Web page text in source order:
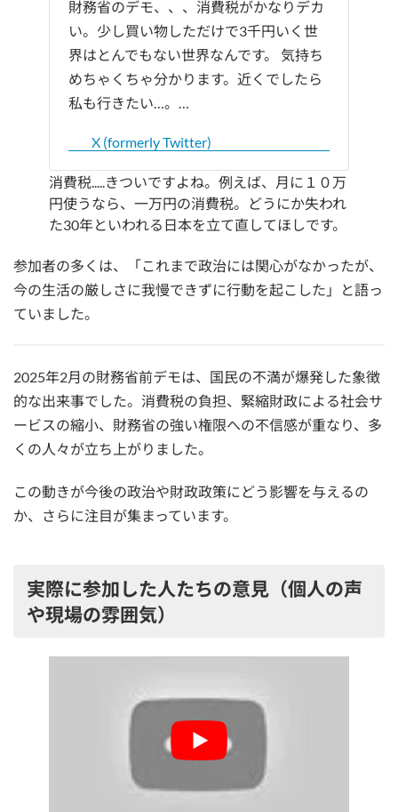
財務省のデモ、、、消費税がかなりデカ
い。少し買い物しただけで3千円いく世
界はとんでもない世界なんです。 気持ち
めちゃくちゃ分かります。近くでしたら
私も行きたい…。…
X (formerly Twitter)
消費税.....きついですよね。例えば、月に１０万
円使うなら、一万円の消費税。どうにか失われ
た30年といわれる日本を立て直してほしです。
参加者の多くは、「これまで政治には関心がなかったが、
今の生活の厳しさに我慢できずに行動を起こした」と語っ
ていました。
2025年2月の財務省前デモは、国民の不満が爆発した象徴
的な出来事でした。消費税の負担、緊縮財政による社会サ
ービスの縮小、財務省の強い権限への不信感が重なり、多
くの人々が立ち上がりました。
この動きが今後の政治や財政政策にどう影響を与えるの
か、さらに注目が集まっています。
実際に参加した人たちの意見（個人の声
や現場の雰囲気）